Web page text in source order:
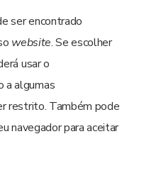
ser encontrado
website. Se escolher
usar o
a algumas
restrito. Também pode
navegador para aceitar